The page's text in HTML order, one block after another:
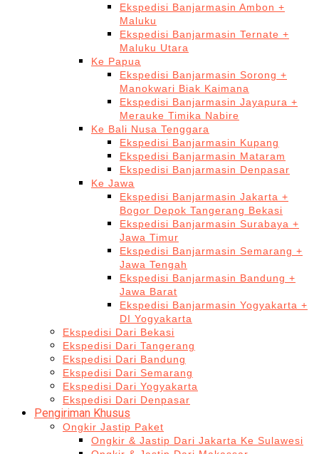
Ekspedisi Banjarmasin Ambon +
Maluku
Ekspedisi Banjarmasin Ternate +
Maluku Utara
Ke Papua
Ekspedisi Banjarmasin Sorong +
Manokwari Biak Kaimana
Ekspedisi Banjarmasin Jayapura +
Merauke Timika Nabire
Ke Bali Nusa Tenggara
Ekspedisi Banjarmasin Kupang
Ekspedisi Banjarmasin Mataram
Ekspedisi Banjarmasin Denpasar
Ke Jawa
Ekspedisi Banjarmasin Jakarta +
Bogor Depok Tangerang Bekasi
Ekspedisi Banjarmasin Surabaya +
Jawa Timur
Ekspedisi Banjarmasin Semarang +
Jawa Tengah
Ekspedisi Banjarmasin Bandung +
Jawa Barat
Ekspedisi Banjarmasin Yogyakarta +
DI Yogyakarta
Ekspedisi Dari Bekasi
Ekspedisi Dari Tangerang
Ekspedisi Dari Bandung
Ekspedisi Dari Semarang
Ekspedisi Dari Yogyakarta
Ekspedisi Dari Denpasar
Pengiriman Khusus
Ongkir Jastip Paket
Ongkir & Jastip Dari Jakarta Ke Sulawesi